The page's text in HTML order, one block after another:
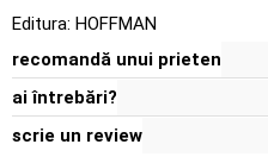
Editura: HOFFMAN
recomandă unui prieten
ai întrebări?
scrie un review